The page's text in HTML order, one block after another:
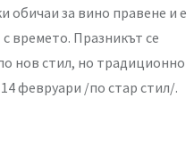
обичаи за вино правене и е
времето. Празникът се
нов стил, но традиционно
февруари /по стар стил/.